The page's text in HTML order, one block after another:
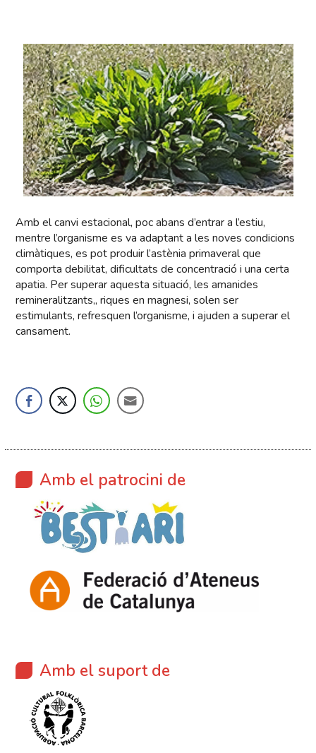
Amb el canvi estacional, poc abans d’entrar a l’estiu,
mentre l’organisme es va adaptant a les noves condicions
climàtiques, es pot produir l’astènia primaveral que
comporta debilitat, dificultats de concentració i una certa
apatia. Per superar aquesta situació, les amanides
remineralitzants,, riques en magnesi, solen ser
estimulants, refresquen l’organisme, i ajuden a superar el
cansament.
Amb el patrocini de
Amb el suport de